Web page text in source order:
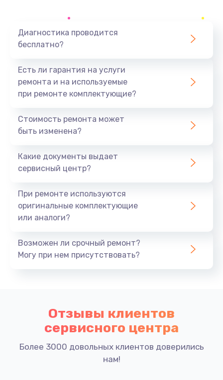
Диагностика проводится
бесплатно?
Есть ли гарантия на услуги
ремонта и на используемые
при ремонте комплектующие?
Стоимость ремонта может
быть изменена?
Какие документы выдает
сервисный центр?
При ремонте используются
оригинальные комплектующие
или аналоги?
Возможен ли срочный ремонт?
Могу при нем присутствовать?
Отзывы клиентов
сервисного центра
Более 3000 довольных клиентов доверились
нам!